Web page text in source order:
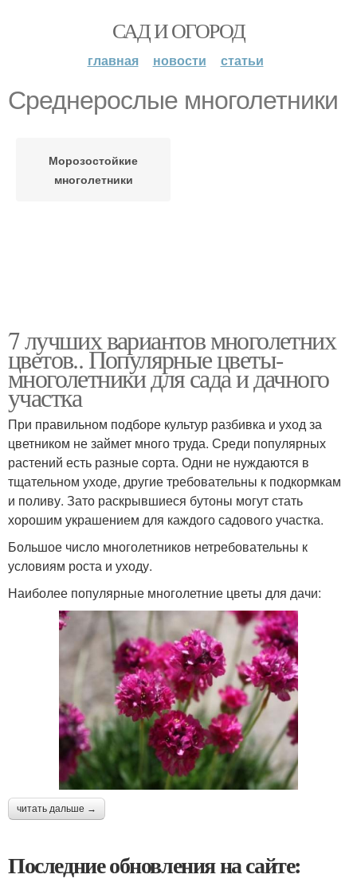
САД И ОГОРОД
главная новости статьи
Среднерослые многолетники
Морозостойкие
многолетники
7 лучших вариантов многолетних
цветов.. Популярные цветы-
многолетники для сада и дачного
участка
При правильном подборе культур разбивка и уход за
цветником не займет много труда. Среди популярных
растений есть разные сорта. Одни не нуждаются в
тщательном уходе, другие требовательны к подкормкам
и поливу. Зато раскрывшиеся бутоны могут стать
хорошим украшением для каждого садового участка.
Большое число многолетников нетребовательны к
условиям роста и уходу.
Наиболее популярные многолетние цветы для дачи:
читать дальше →
Последние обновления на сайте: